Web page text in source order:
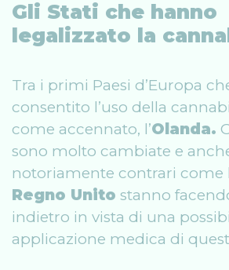
Gli Stati che hanno
legalizzato la
Tra i primi Paesi d’Europa
consentito l’uso della
come accennato, l’Olanda.
sono molto cambiate e
notoriamente contrari come
Regno Unito stanno
indietro in vista di una
applicazione medica di